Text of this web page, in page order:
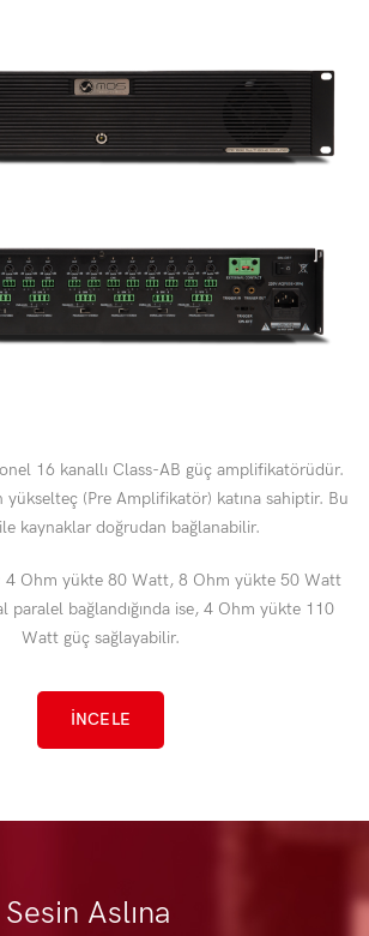
16 kanallı Class-AB güç amplifikatörüdür.
yükselteç (Pre Amplifikatör) katına sahiptir. Bu
kaynaklar doğrudan bağlanabilir.
4 Ohm yükte 80 Watt, 8 Ohm yükte 50 Watt
paralel bağlandığında ise, 4 Ohm yükte 110
Watt güç sağlayabilir.
İNCELE
Aslına